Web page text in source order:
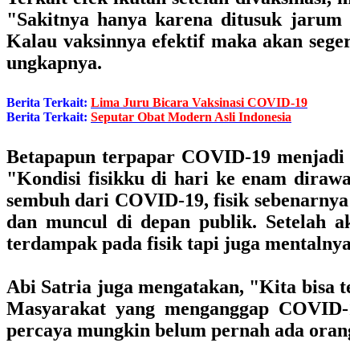
"Sakitnya hanya karena ditusuk jarum
Kalau vaksinnya efektif maka akan
ungkapnya.
Berita Terkait: Lima Juru Bicara Vaksinasi COVID-19
Berita Terkait: Seputar Obat Modern Asli Indonesia
Betapapun terpapar COVID-19
"Kondisi fisikku di hari ke enam
sembuh dari COVID-19, fisik
dan muncul di depan publik. Setelah
terdampak pada fisik tapi juga
Abi Satria juga mengatakan, "Kita bisa
Masyarakat yang menganggap
percaya mungkin belum pernah ada